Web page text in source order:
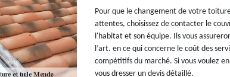
Pour que le changement de votre
attentes, choisissez de contacter le
l'habitat et son équipe. Ils vous
l’art. en ce qui concerne le coût des
compétitifs du marché. Si vous voulez
vous dresser un devis détaillé.